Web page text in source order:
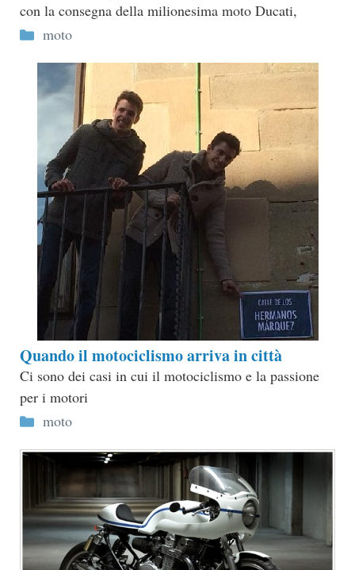
con la consegna della milionesima moto Ducati,
Categorie
moto
Quando il motociclismo arriva in città
Ci sono dei casi in cui il motociclismo e la passione
per i motori
Categorie
moto